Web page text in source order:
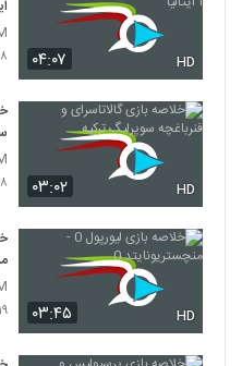
۰۴:۰۷ HD
۰۳:۰۲ HD
۰۳:۴۵ HD